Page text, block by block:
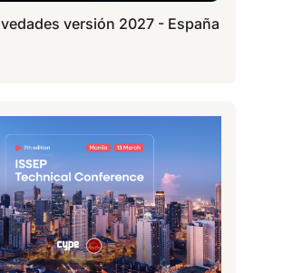
versión 2027 - España